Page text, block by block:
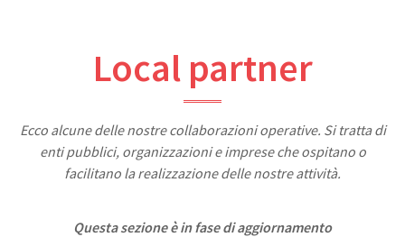
Local partner
Ecco alcune delle nostre collaborazioni operative. Si tratta di
enti pubblici, organizzazioni e imprese che ospitano o
facilitano la realizzazione delle nostre attività.
Questa sezione è in fase di aggiornamento